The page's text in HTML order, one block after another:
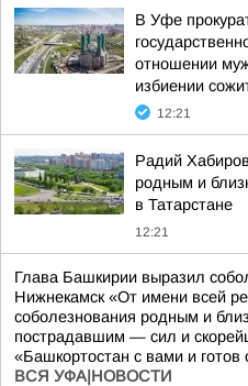
В Уфе
отношении
избиении
12:21
Радий
родным и
в Татарстане
12:21
Глава Башкирии выразил
Нижнекамск «От имени всей
соболезнования родным и
пострадавшим — сил и
«Башкортостан с вами и
ВСЯ УФА|НОВОСТИ